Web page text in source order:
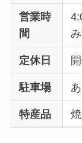
営業時
間
定休日
駐車場
特産品